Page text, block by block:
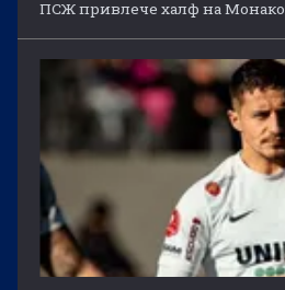
ПСЖ привлече халф на Монако